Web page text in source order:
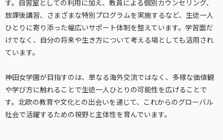
す。自習室としての利用に加え、教員による個別カウンセリング、
放課後講習、さまざまな特別プログラムを実施するなど、生徒一人
ひとりに寄り添った幅広いサポート体制を整えています。学習面だ
けでなく、自分の将来や生き方について考える場としても活用され
ています。
神田女学園が目指すのは、単なる海外交流ではなく、多様な価値観
や学び方に触れることで生徒一人ひとりの可能性を広げることで
す。北欧の教育や文化との出会いを通じて、これからのグローバル
社会で活躍するための視野と主体性を育んでいます。